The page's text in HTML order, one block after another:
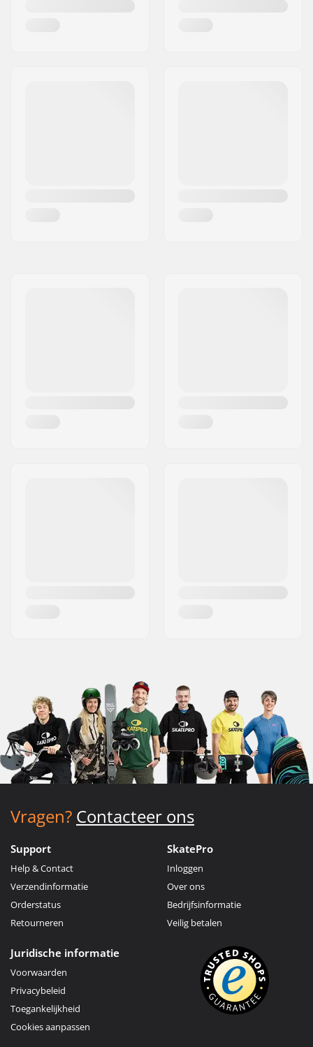
Vragen? Contacteer ons
Support
Help & Contact
Verzendinformatie
Orderstatus
Retourneren
SkatePro
Inloggen
Over ons
Bedrijfsinformatie
Veilig betalen
Juridische informatie
Voorwaarden
Privacybeleid
Toegankelijkheid
Cookies aanpassen